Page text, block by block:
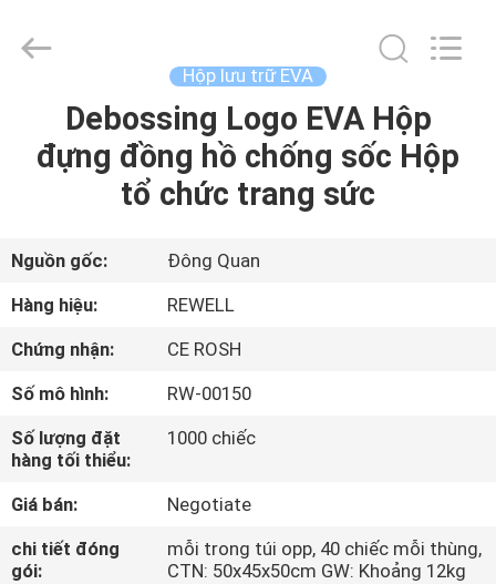
TRANG
CHỦ
SẢN
PHẨM
CHÚNG
TÔI
THAM
QUAN
Industrial
Group
Hộp lưu trữ EVA
Debossing Logo EVA Hộp
đựng đồng hồ chống sốc Hộp
tổ chức trang sức
Nguồn gốc:
Đông Quan
Hàng hiệu:
REWELL
Chứng nhận:
CE ROSH
Số mô hình:
RW-00150
Số lượng đặt
hàng tối thiểu:
1000 chiếc
Giá bán:
Negotiate
chi tiết đóng
gói:
mỗi trong túi opp, 40 chiếc mỗi thùng,
CTN: 50x45x50cm GW: Khoảng 12kg